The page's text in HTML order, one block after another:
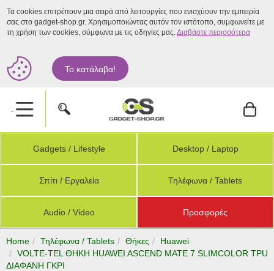
Τα cookies επιτρέπουν μια σειρά από λειτουργίες που ενισχύουν την εμπειρία
σας στο gadget-shop.gr. Χρησιμοποιώντας αυτόν τον ιστότοπο, συμφωνείτε με
τη χρήση των cookies, σύμφωνα με τις οδηγίες μας.Διαβάστε περισσότερα
Το κατάλαβα!
.
Gadgets / Lifestyle Desktop / Laptop
Σπίτι / Εργαλεία Τηλέφωνα / Tablets
Audio / Video Προσφορές
Home Τηλέφωνα / Tablets Θήκες
Huawei
VOLTE-TEL ΘΗΚΗ HUAWEI ASCEND MATE 7 SLIMCOLOR TPU
ΔΙΑΦΑΝΗ ΓΚΡΙ